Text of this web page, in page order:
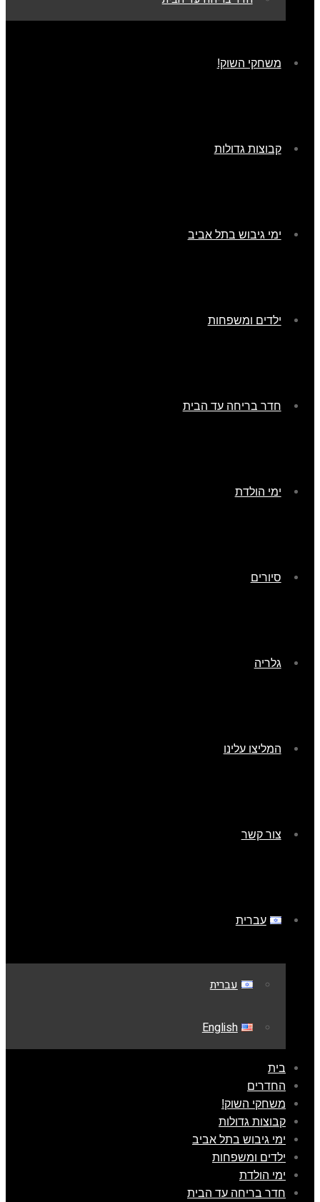
משחקי השוק!
קבוצות גדולות
ימי גיבוש בתל אביב
ילדים ומשפחות
חדר בריחה עד הבית
ימי הולדת
סיורים
גלריה
המליצו עלינו
צור קשר
עברית
עברית
English
בית
החדרים
משחקי השוק!
קבוצות גדולות
ימי גיבוש בתל אביב
ילדים ומשפחות
ימי הולדת
חדר בריחה עד הבית